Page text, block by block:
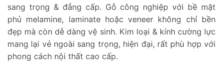
sang trọng & đẳng cấp. Gỗ công nghiệp với bề mặt
phủ melamine, laminate hoặc veneer không chỉ bền
đẹp mà còn dễ dàng vệ sinh. Kim loại & kính cường lực
mang lại vẻ ngoài sang trọng, hiện đại, rất phù hợp với
phong cách nội thất cao cấp.